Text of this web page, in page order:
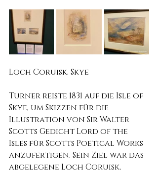
Loch Coruisk, Skye
Turner reiste 1831 auf die Isle of
Skye, um Skizzen für die
Illustration von Sir Walter
Scotts Gedicht Lord of the
Isles für Scotts Poetical Works
anzufertigen. Sein Ziel war das
abgelegene Loch Coruisk,